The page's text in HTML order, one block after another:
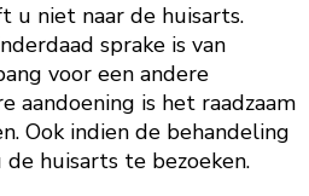
u niet naar de huisarts.
sprake is van
voor een andere
aandoening is het raadzaam
Ook indien de behandeling
huisarts te bezoeken.